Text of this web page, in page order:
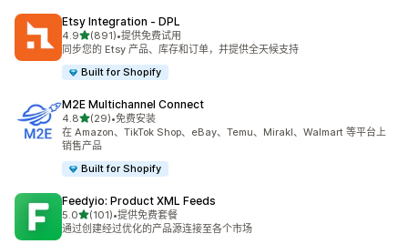
Etsy Integration ‑ DPL
4.9星（满分 5 星）
(891)
总共 891 条评论
•提供免费试用
同步您的 Etsy 产品、库存和订单，并提供全天候支持
Built for Shopify
M2E Multichannel Connect
4.8星（满分 5 星）
(29)
总共 29 条评论
•免费安装
在 Amazon、TikTok Shop、eBay、Temu、Mirakl、Walmart 等平台上
销售产品
Built for Shopify
Feedyio: Product XML Feeds
5.0星（满分 5 星）
(101)
总共 101 条评论
•提供免费套餐
通过创建经过优化的产品源连接至各个市场